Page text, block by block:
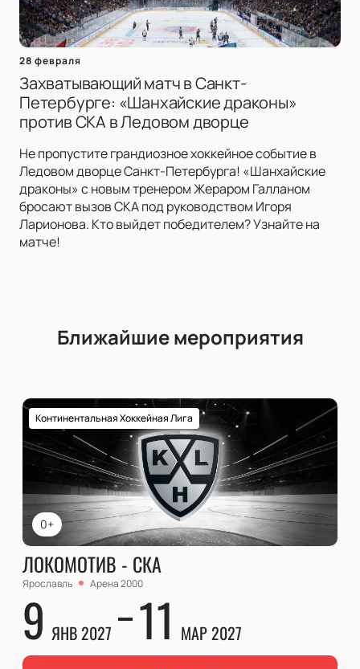
28 февраля
Захватывающий матч в Санкт-
Петербурге: «Шанхайские драконы»
против СКА в Ледовом дворце
Не пропустите грандиозное хоккейное событие в
Ледовом дворце Санкт-Петербурга! «Шанхайские
драконы» с новым тренером Жераром Галланом
бросают вызов СКА под руководством Игоря
Ларионова. Кто выйдет победителем? Узнайте на
матче!
Ближайшие мероприятия
0+
Континентальная Хоккейная Лига
ЛОКОМОТИВ - СКА
Ярославль Арена 2000
9 ЯНВ 2027 11 МАР 2027